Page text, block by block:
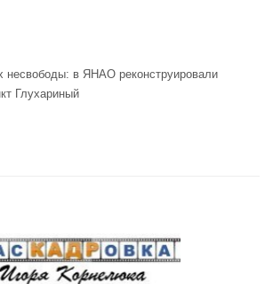
несвободы: в ЯНАО реконструировали
Глухариный